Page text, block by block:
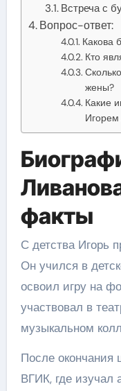
Встреча с
Вопрос-ответ:
Какова
Кто
жены?
Какие
факты
С детства Игорь
Он учился в
освоил игру на
участвовал в
музыкальном
После окончания
ВГИК, где изучал